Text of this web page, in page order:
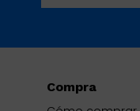
Compra